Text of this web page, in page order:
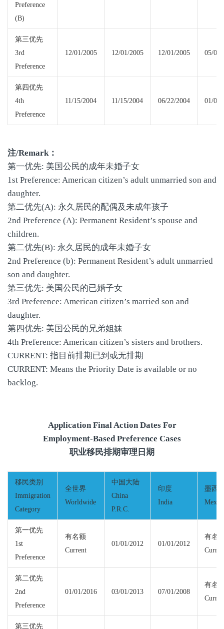
Preference
(B)
第三优先
3rd
Preference
12/01/2005 12/01/2005 12/01/2005 05/01/
第四优先
4th
Preference
11/15/2004 11/15/2004 06/22/2004 01/08/
注/Remark：
第一优先: 美国公民的成年未婚子女
1st Preference: American citizen’s adult unmarried son and
daughter.
第二优先(A): 永久居民的配偶及未成年孩子
2nd Preference (A): Permanent Resident’s spouse and
children.
第二优先(B): 永久居民的成年未婚子女
2nd Preference (b): Permanent Resident’s adult unmarried
son and daughter.
第三优先: 美国公民的已婚子女
3rd Preference: American citizen’s married son and
daughter.
第四优先: 美国公民的兄弟姐妹
4th Preference: American citizen’s sisters and brothers.
CURRENT: 指目前排期已到或无排期
CURRENT: Means the Priority Date is available or no
backlog.
Application Final Action Dates For
Employment-Based Preference Cases
职业移民排期审理日期
移民类别
Immigration
Category
全世界
Worldwide
中国大陆
China
P.R.C.
印度
India
墨西
第一优先
1st
Preference
有名额
Current
01/01/2012 01/01/2012
有名
第二优先
2nd
Preference
01/01/2016 03/01/2013 07/01/2008
有名
第三优先